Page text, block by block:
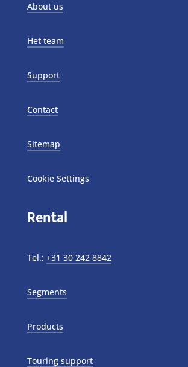
About us
Het team
Support
Contact
Sitemap
Cookie Settings
Rental
Tel.: +31 30 242 8842
Segments
Products
Touring support